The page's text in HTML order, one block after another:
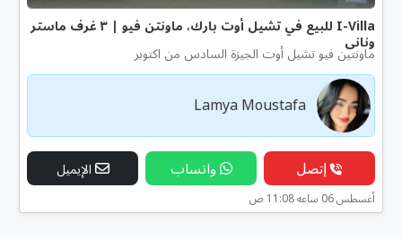
I-Villa للبيع في تشيل أوت بارك، ماونتن فيو | ٣ غرف ماستر
ونانى
ماونتين فيو تشيل أوت الجيزة السادس من اكتوبر
Lamya Moustafa
إتصل واتساب الإيميل
أغسطس 06 ساعه 11:08 ص